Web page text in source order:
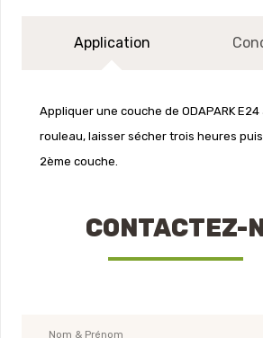
Application
Appliquer une couche de ODAPARK
rouleau, laisser sécher trois heures
2ème couche.
CONTACTEZ-